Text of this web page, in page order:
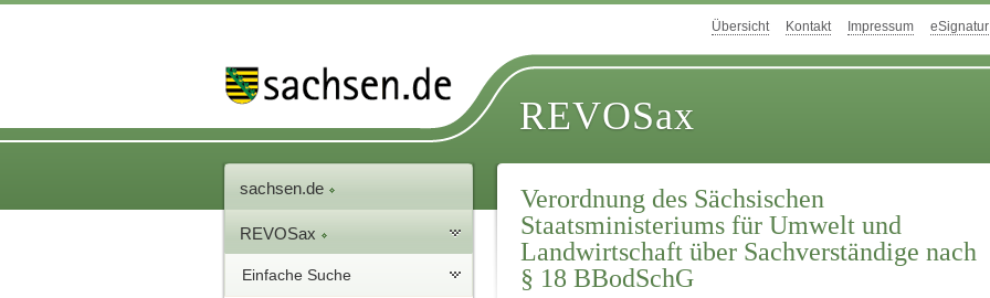
Übersicht Kontakt Impressum eSignatur
REVOSax
sachsen.de
REVOSax
Einfache Suche
Verordnung des Sächsischen
Staatsministeriums für Umwelt und
Landwirtschaft über Sachverständige nach
§ 18 BBodSchG